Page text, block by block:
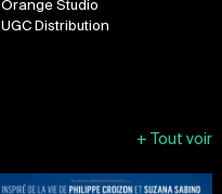
Orange Studio
UGC Distribution